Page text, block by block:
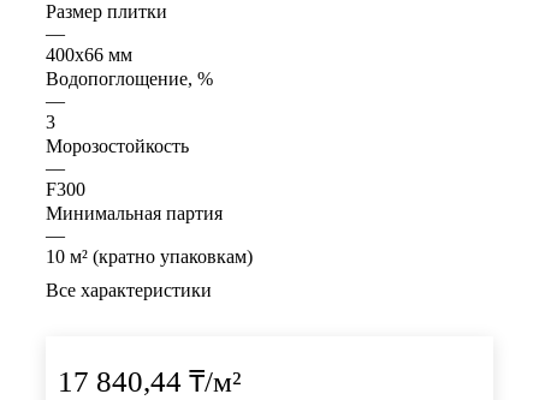
Размер плитки
—
400х66 мм
Водопоглощение, %
—
3
Морозостойкость
—
F300
Минимальная партия
—
10 м² (кратно упаковкам)
Все характеристики
17 840,44 ₸/м²